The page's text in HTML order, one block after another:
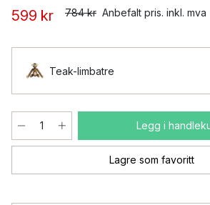
599 kr 784 kr Anbefalt pris. inkl. mva
Teak-limbatre
Legg i
Lagre som favoritt